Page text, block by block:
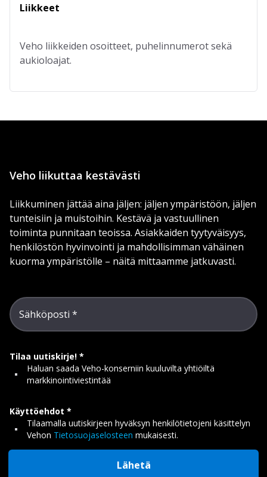
Liikkeet
Veho liikkeiden osoitteet, puhelinnumerot sekä
aukioloajat.
Veho liikuttaa kestävästi
Liikkuminen jättää aina jäljen: jäljen ympäristöön, jäljen
tunteisiin ja muistoihin. Kestävä ja vastuullinen
toiminta punnitaan teoissa. Asiakkaiden tyytyväisyys,
henkilöstön hyvinvointi ja mahdollisimman vähäinen
kuorma ympäristölle – näitä mittaamme jatkuvasti.
Sähköposti
Tilaa uutiskirje!
Haluan saada Veho-konserniin kuuluvilta yhtiöiltä
markkinointiviestintää
Käyttöehdot
Tilaamalla uutiskirjeen hyväksyn henkilötietojeni käsittelyn
Vehon Tietosuojaselosteen mukaisesti.
Lähetä